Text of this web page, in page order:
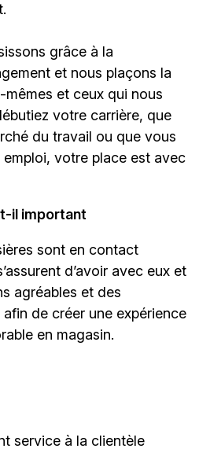
grâce à la
et nous plaçons la
et ceux qui nous
votre carrière, que
du travail ou que vous
votre place est avec
il important
sont en contact
d’avoir avec eux et
agréables et des
de créer une expérience
en magasin.
service à la clientèle